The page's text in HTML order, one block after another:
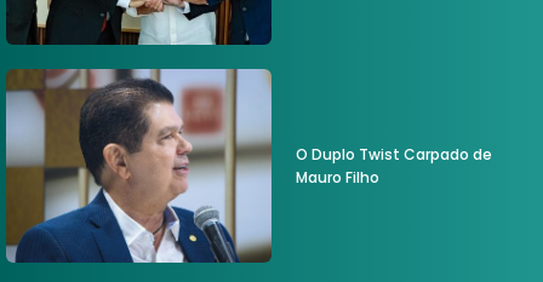
O Duplo Twist Carpado de
Mauro Filho